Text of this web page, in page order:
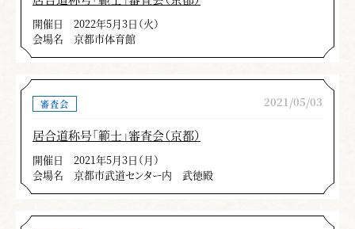
開催日
2022年5月3日（火）
会場名
京都市体育館
審査会 2021/05/03
居合道称号「範士」審査会（京都）
開催日
2021年5月3日（月）
会場名
京都市武道センター内 武徳殿